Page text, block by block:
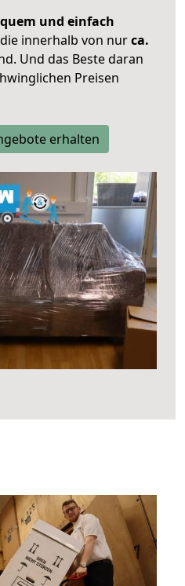
und einfach
innerhalb von nurca.
Und das Beste daran
Preisen
erhalten